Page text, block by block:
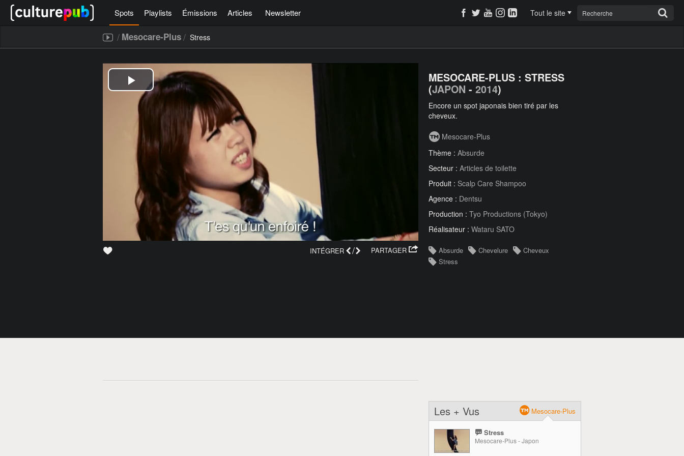
Spots Playlists Émissions Articles Newsletter Tout le site
/ Mesocare-Plus/ Stress
PARTAGER
INTÉGRER /
MESOCARE-PLUS : STRESS
(JAPON - 2014)
Encore un spot japonais bien tiré par les
cheveux.
Mesocare-Plus
Thème : Absurde
Secteur : Articles de toilette
Produit : Scalp Care Shampoo
Agence : Dentsu
Production : Tyo Productions (Tokyo)
Réalisateur : Wataru SATO
Absurde Chevelure
Cheveux
Stress
Les + Vus Mesocare-Plus
Stress
Mesocare-Plus - Japon